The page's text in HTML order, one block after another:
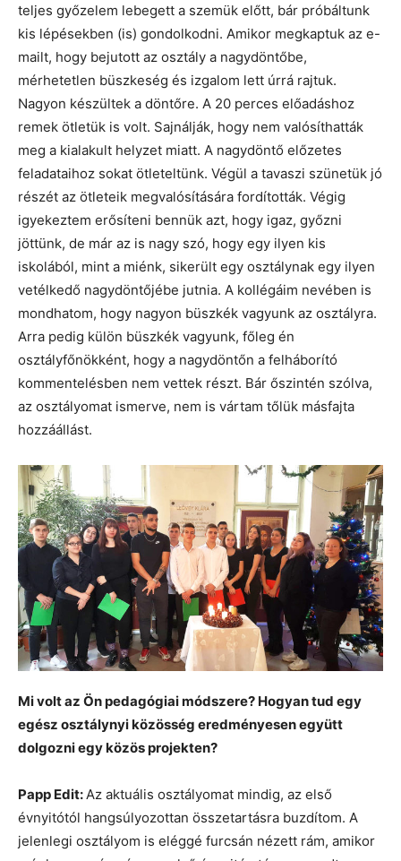
teljes győzelem lebegett a szemük előtt, bár próbáltunk
kis lépésekben (is) gondolkodni. Amikor megkaptuk az e-
mailt, hogy bejutott az osztály a nagydöntőbe,
mérhetetlen büszkeség és izgalom lett úrrá rajtuk.
Nagyon készültek a döntőre. A 20 perces előadáshoz
remek ötletük is volt. Sajnálják, hogy nem valósíthatták
meg a kialakult helyzet miatt. A nagydöntő előzetes
feladataihoz sokat ötleteltünk. Végül a tavaszi szünetük jó
részét az ötleteik megvalósítására fordították. Végig
igyekeztem erősíteni bennük azt, hogy igaz, győzni
jöttünk, de már az is nagy szó, hogy egy ilyen kis
iskolából, mint a miénk, sikerült egy osztálynak egy ilyen
vetélkedő nagydöntőjébe jutnia. A kollégáim nevében is
mondhatom, hogy nagyon büszkék vagyunk az osztályra.
Arra pedig külön büszkék vagyunk, főleg én
osztályfőnökként, hogy a nagydöntőn a felháborító
kommentelésben nem vettek részt. Bár őszintén szólva,
az osztályomat ismerve, nem is vártam tőlük másfajta
hozzáállást.
Mi volt az Ön pedagógiai módszere? Hogyan tud egy
egész osztálynyi közösség eredményesen együtt
dolgozni egy közös projekten?
Papp Edit:Az aktuális osztályomat mindig, az első
évnyitótól hangsúlyozottan összetartásra buzdítom. A
jelenlegi osztályom is eléggé furcsán nézett rám, amikor